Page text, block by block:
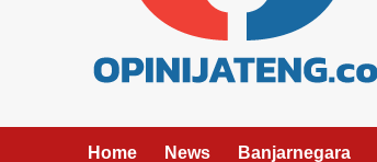
Home News Banjarnegara